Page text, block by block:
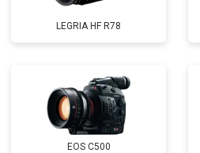
LEGRIA HF R78
EOS C500